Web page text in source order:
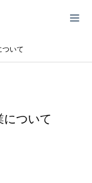
ついて
について